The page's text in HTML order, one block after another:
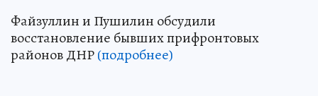
Файзуллин и Пушилин обсудили
восстановление бывших прифронтовых
районов ДНР(подробнее)